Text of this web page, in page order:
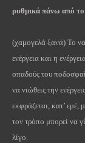
ρυθμικά πάνω από το
(χαμογελά ξανά) Το να
ενέργεια και η
οπαδούς του
να νιώθεις την
εκφράζεται, κατ’
τον τρόπο μπορεί να
λίγο.